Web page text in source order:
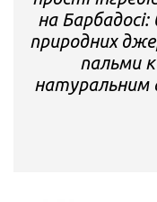
на
природних
пальми
натуральним